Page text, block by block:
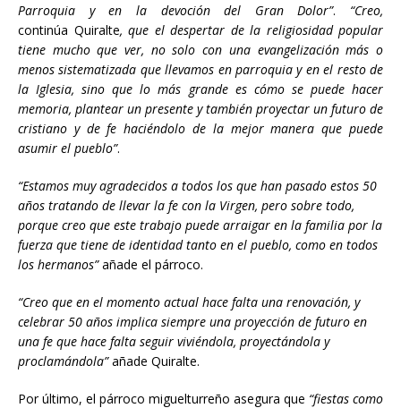
Parroquia y en la devoción del Gran Dolor”. “Creo,
continúa Quiralte, que el despertar de la religiosidad popular
tiene mucho que ver, no solo con una evangelización más o
menos sistematizada que llevamos en parroquia y en el resto de
la Iglesia, sino que lo más grande es cómo se puede hacer
memoria, plantear un presente y también proyectar un futuro de
cristiano y de fe haciéndolo de la mejor manera que puede
asumir el pueblo”.
“Estamos muy agradecidos a todos los que han pasado estos 50
años tratando de llevar la fe con la Virgen, pero sobre todo,
porque creo que este trabajo puede arraigar en la familia por la
fuerza que tiene de identidad tanto en el pueblo, como en todos
los hermanos”añade el párroco.
“Creo que en el momento actual hace falta una renovación, y
celebrar 50 años implica siempre una proyección de futuro en
una fe que hace falta seguir viviéndola, proyectándola y
proclamándola”añade Quiralte.
Por último, el párroco miguelturreño asegura que “fiestas como